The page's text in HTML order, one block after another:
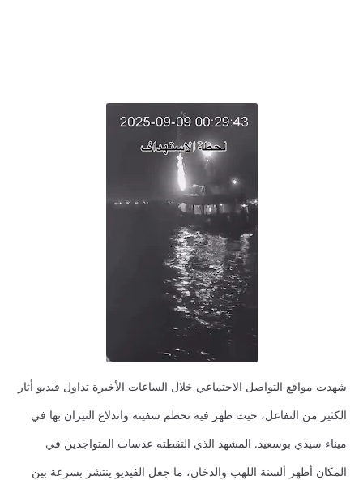
شهدت مواقع التواصل الاجتماعي خلال الساعات الأخيرة تداول فيديو أثار
الكثير من التفاعل، حيث ظهر فيه تحطم سفينة واندلاع النيران بها في
ميناء سيدي بوسعيد. المشهد الذي التقطته عدسات المتواجدين في
المكان أظهر ألسنة اللهب والدخان، ما جعل الفيديو ينتشر بسرعة بين